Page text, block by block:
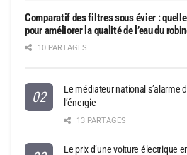
Comparatif des filtres sous évier :
pour améliorer la qualité de l’eau du
10 PARTAGES
Le médiateur national s’alarme
l’énergie
13 PARTAGES
Le prix d’une voiture électrique